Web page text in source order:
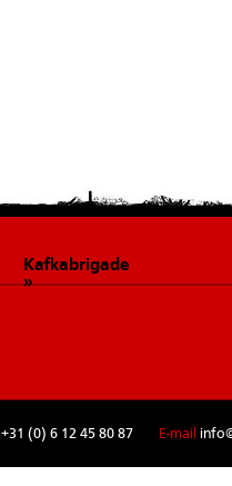
Kafkabrigade
+31 (0) 6 12 45 80 87 E-mail